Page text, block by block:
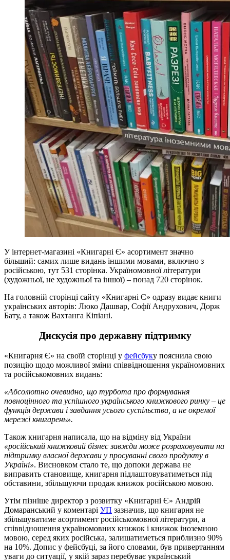
У інтернет-магазині «Книгарні Є» асортимент значно
більший: самих лише видань іншими мовами, включно з
російською, тут 531 сторінка. Україномовної літератури
(художньої, не художньої та іншої) – понад 720 сторінок.
На головній сторінці сайту «Книгарні Є» одразу видає книги
українських авторів: Люко Дашвар, Софії Андрухович, Дорж
Бату, а також Вахтанга Кіпіані.
Дискусія про державну підтримку
«Книгарня Є» на своїй сторінці у фейсбуку пояснила свою
позицію щодо можливої зміни співвідношення україномовних
та російськомовних видань:
«Абсолютно очевидно, що турбота про формування
повноцінного та успішного українського книжкового ринку – це
функція держави і завдання усього суспільства, а не окремої
мережі книгарень».
Також книгарня написала, що на відміну від України
«російський книжковий бізнес завжди може розраховувати на
підтримку власної держави у просуванні свого продукту в
Україні». Висновком стало те, що допоки держава не
виправить становище, книгарня підлаштовуватиметься під
обставини, збільшуючи продаж книжок російською мовою.
Утім пізніше директор з розвитку «Книгарні Є» Андрій
Домаранський у коментарі УП зазначив, що книгарня не
збільшуватиме асортимент російськомовної літератури, а
співвідношення україномовних книжок і книжок іноземною
мовою, серед яких російська, залишатиметься приблизно 90%
на 10%. Допис у фейсбуці, за його словами, був привертанням
уваги до ситуації, у якій зараз перебуває український